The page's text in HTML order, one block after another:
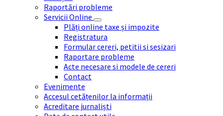
Raportări probleme
Servicii Online
Plăți online taxe și impozite
Registratura
Formular cereri, petitii si sesizari
Raportare probleme
Acte necesare si modele de cereri
Contact
Evenimente
Accesul cetățenilor la informații
Acreditare jurnaliști